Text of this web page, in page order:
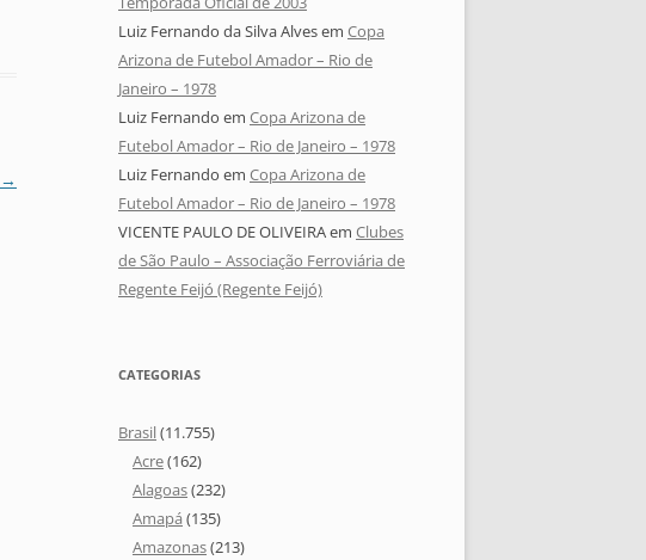
→
Luiz Fernando da Silva Alvesem Copa
Arizona de Futebol Amador – Rio de
Janeiro – 1978
Luiz Fernando em Copa Arizona de
Futebol Amador – Rio de Janeiro – 1978
Luiz Fernando em Copa Arizona de
Futebol Amador – Rio de Janeiro – 1978
VICENTE PAULO DE OLIVEIRAem Clubes
de São Paulo – Associação Ferroviária de
Regente Feijó (Regente Feijó)
CATEGORIAS
Brasil(11.755)
Acre(162)
Alagoas(232)
Amapá (135)
Amazonas(213)